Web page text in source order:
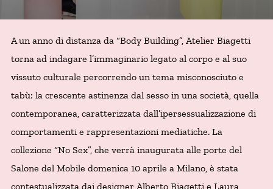
A un anno di distanza da “Body Building”, Atelier Biagetti
torna ad indagare l’immaginario legato al corpo e al suo
vissuto culturale percorrendo un tema misconosciuto e
tabù: la crescente astinenza dal sesso in una società, quella
contemporanea, caratterizzata dall’ipersessualizzazione di
comportamenti e rappresentazioni mediatiche. La
collezione “No Sex”, che verrà inaugurata alle porte del
Salone del Mobile domenica 10 aprile a Milano, è stata
contestualizzata dai designer Alberto Biagetti e Laura